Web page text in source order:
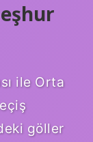
ile Orta
göller